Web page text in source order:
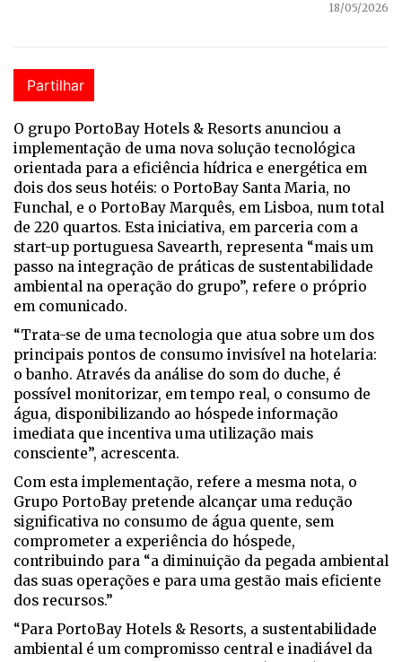
18/05/2026
Partilhar
O grupo PortoBay Hotels & Resorts anunciou a
implementação de uma nova solução tecnológica
orientada para a eficiência hídrica e energética em
dois dos seus hotéis: o PortoBay Santa Maria, no
Funchal, e o PortoBay Marquês, em Lisboa, num total
de 220 quartos. Esta iniciativa, em parceria com a
start-up portuguesa Savearth, representa “mais um
passo na integração de práticas de sustentabilidade
ambiental na operação do grupo”, refere o próprio
em comunicado.
“Trata-se de uma tecnologia que atua sobre um dos
principais pontos de consumo invisível na hotelaria:
o banho. Através da análise do som do duche, é
possível monitorizar, em tempo real, o consumo de
água, disponibilizando ao hóspede informação
imediata que incentiva uma utilização mais
consciente”, acrescenta.
Com esta implementação, refere a mesma nota, o
Grupo PortoBay pretende alcançar uma redução
significativa no consumo de água quente, sem
comprometer a experiência do hóspede,
contribuindo para “a diminuição da pegada ambiental
das suas operações e para uma gestão mais eficiente
dos recursos.”
“Para PortoBay Hotels & Resorts, a sustentabilidade
ambiental é um compromisso central e inadiável da